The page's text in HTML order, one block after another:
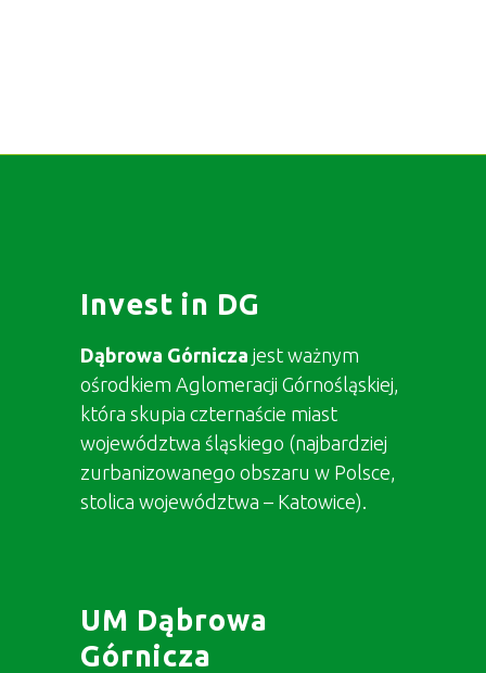
Invest in DG
Dąbrowa Górnicza jest ważnym
ośrodkiem Aglomeracji Górnośląskiej,
która skupia czternaście miast
województwa śląskiego (najbardziej
zurbanizowanego obszaru w Polsce,
stolica województwa – Katowice).
UM Dąbrowa
Górnicza